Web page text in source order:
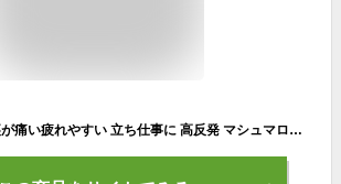
[アクティカ] 足の裏が痛い疲れやすい 立ち仕事に 高反発 マシュマロインソール 足を柔らかく包み込む 厚さが2タイプ選べる マシュマロイン レディース ブラック ふわふわ3mmL(23.5-25.5cm)